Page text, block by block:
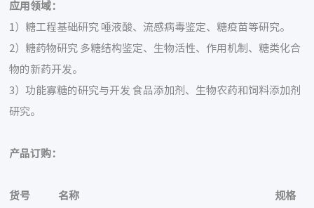
应用领域：
1）糖工程基础研究 唾液酸、流感病毒鉴定、糖疫苗等研究。
2）糖药物研究 多糖结构鉴定、生物活性、作用机制、糖类化合
物的新药开发。
3）功能寡糖的研究与开发 食品添加剂、生物农药和饲料添加剂
研究。
产品订购：
货号 名称 规格